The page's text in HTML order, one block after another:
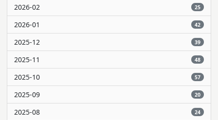
2026-02 25
2026-01 42
2025-12 39
2025-11 48
2025-10 57
2025-09 20
2025-08 24